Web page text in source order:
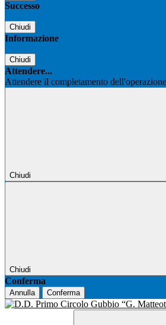
Successo
Chiudi
Informazione
Chiudi
Attendere...
Attendere il completamento
Chiudi
Chiudi
Conferma
Annulla Conferma